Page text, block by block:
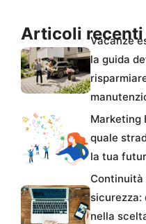
Articoli recenti
Vacanze
la guida
Marketing
quale
la tua
Continuità
sicurezza:
nella